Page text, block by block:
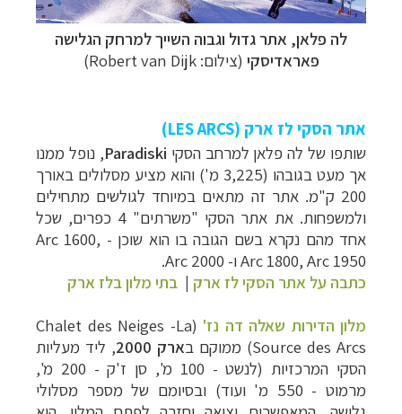
לה פלאן, אתר גדול וגבוה השייך למרחק הגלישה
פאראדיסקי (צילום: Robert van Dijk)
אתר הסקי לז ארק (LES ARCS
)
שותפו של לה פלאן למרחב הסקי Paradiski, נופל ממנו
אך מעט בגובהו (3,225 מ') והוא מציע מסלולים באורך
200 ק"מ. אתר זה מתאים במיוחד לגולשים מתחילים
ולמשפחות. את אתר הסקי "משרתים" 4 כפרים, שכל
אחד מהם נקרא בשם הגובה בו הוא שוכן - Arc 1600,
Arc 1800, Arc 1950 ו- Arc 2000
.
כתבה על אתר הסקי לז ארק | בתי מלון בלז ארק
מלון הדירות שאלה דה נז' (Chalet des Neiges -La
Source des Arcs) ממוקם ב
ארק 2000
, ליד מעליות
הסקי המרכזיות (לנשט - 100 מ', סן ז'ק - 200 מ',
מרמוט - 550 מ' ועוד) ובסיומם של מספר מסלולי